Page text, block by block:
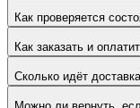
Как проверяется
Как заказать и
Сколько идёт